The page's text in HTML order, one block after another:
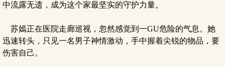
中流露无遗，成为这个家最坚实的守护力量。
苏嫣正在医院走廊巡视，忽然感觉到一GU危险的气息。她
迅速转头，只见一名男子神情激动，手中握着尖锐的物品，要
伤害自己。